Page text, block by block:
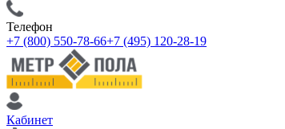
Телефон
+7 (800) 550-78-66+7 (495) 120-28-19
Кабинет